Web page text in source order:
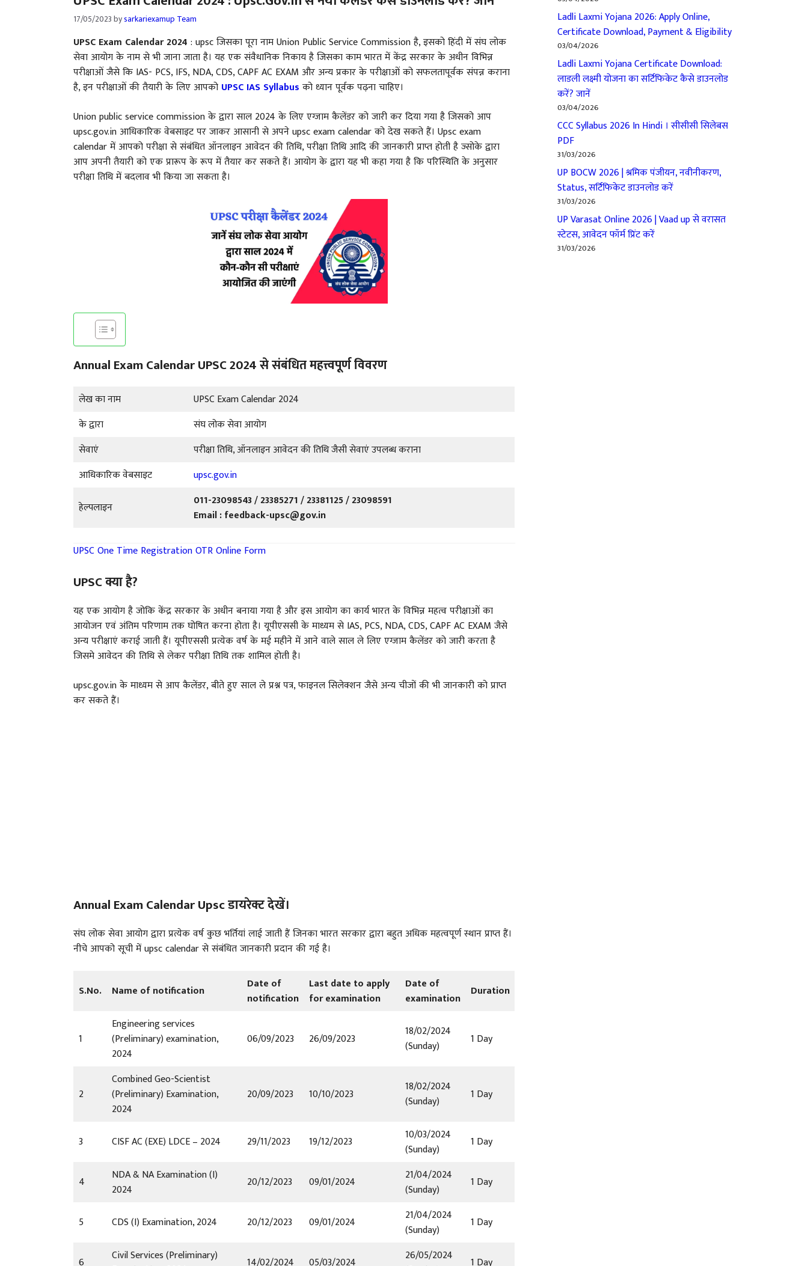
17/05/2023bysarkariexamup Team
UPSC Exam Calendar 2024 : upsc जिसका पूरा नाम Union Public Service Commission है, इसको हिंदी में संघ लोक
सेवा आयोग के नाम से भी जाना जाता है। यह एक संवैधानिक निकाय है जिसका काम भारत में केंद्र सरकार के अधीन विभिन्न
परीक्षाओं जैसे कि IAS- PCS, IFS, NDA, CDS, CAPF AC EXAM और अन्य प्रकार के परीक्षाओं को सफलतापूर्वक संपन्न कराना
है, इन परीक्षाओं की तैयारी के लिए आपको UPSC IAS Syllabus को ध्यान पूर्वक पढ़ना चाहिए।
Union public service commission के द्वारा साल 2024 के लिए एग्जाम कैलेंडर को जारी कर दिया गया है जिसको आप
upsc.gov.in आधिकारिक वेबसाइट पर जाकर आसानी से अपने upsc exam calendar को देख सकते हैं। Upsc exam
calendar में आपको परीक्षा से संबंधित ऑनलाइन आवेदन की तिथि, परीक्षा तिथि आदि की जानकारी प्राप्त होती है ज्सोके द्वारा
आप अपनी तैयारी को एक प्रारूप के रूप में तैयार कर सकते हैं। आयोग के द्वारा यह भी कहा गया है कि परिस्थिति के अनुसार
परीक्षा तिथि में बदलाव भी किया जा सकता है।
Annual Exam Calendar UPSC 2024 से संबंधित महत्त्वपूर्ण विवरण
लेख का नाम
UPSC Exam Calendar 2024
के द्वारा
संघ लोक सेवा आयोग
सेवाएं
परीक्षा तिथि, ऑनलाइन आवेदन की तिथि जैसी सेवाएं उपलब्ध कराना
आधिकारिक वेबसाइट
upsc.gov.in
हेल्पलाइन
011-23098543 / 23385271 / 23381125 / 23098591
Email : feedback-upsc@gov.in
UPSC One Time Registration OTR Online Form
UPSC क्या है?
यह एक आयोग है जोकि केंद्र सरकार के अधीन बनाया गया है और इस आयोग का कार्य भारत के विभिन्न महत्व परीक्षाओं का
आयोजन एवं अंतिम परिणाम तक घोषित करना होता है। यूपीएससी के माध्यम से IAS, PCS, NDA, CDS, CAPF AC EXAM जैसे
अन्य परीक्षाएं कराई जाती हैं। यूपीएससी प्रत्येक वर्ष के मई महीने में आने वाले साल ले लिए एग्जाम कैलेंडर को जारी करता है
जिसमे आवेदन की तिथि से लेकर परीक्षा तिथि तक शामिल होती है।
upsc.gov.in के माध्यम से आप कैलेंडर, बीते हुए साल ले प्रश्न पत्र, फाइनल सिलेक्शन जैसे अन्य चीजों की भी जानकारी को प्राप्त
कर सकते हैं।
Annual Exam Calendar Upsc डायरेक्ट देखें।
संघ लोक सेवा आयोग द्वारा प्रत्येक वर्ष कुछ भर्तियां लाई जाती हैं जिनका भारत सरकार द्वारा बहुत अधिक महत्वपूर्ण स्थान प्राप्त हैं।
नीचे आपको सूची में upsc calendar से संबंधित जानकारी प्रदान की गई है।
S.No. Name of notification
Date of
notification
Last date to apply
for examination
Date of
examination
Duration
1
Engineering services
(Preliminary) examination,
2024
06/09/2023 26/09/2023
18/02/2024
(Sunday)
1 Day
2
Combined Geo-Scientist
(Preliminary) Examination,
2024
20/09/2023 10/10/2023
18/02/2024
(Sunday)
1 Day
3 CISF AC (EXE) LDCE – 2024 29/11/2023 19/12/2023
10/03/2024
(Sunday)
1 Day
4
NDA & NA Examination (I)
2024
20/12/2023 09/01/2024
21/04/2024
(Sunday)
1 Day
5 CDS (I) Examination, 2024 20/12/2023 09/01/2024
21/04/2024
(Sunday)
1 Day
6
Civil Services (Preliminary)
14/02/2024 05/03/2024
26/05/2024
1 Day
Ladli Laxmi Yojana 2026: Apply Online,
Certificate Download, Payment & Eligibility
03/04/2026
Ladli Laxmi Yojana Certificate Download:
लाडली लक्ष्मी योजना का सर्टिफिकेट कैसे डाउनलोड
करें? जानें
03/04/2026
CCC Syllabus 2026 In Hindi । सीसीसी सिलेबस
PDF
31/03/2026
UP BOCW 2026 | श्रमिक पंजीयन, नवीनीकरण,
Status, सर्टिफिकेट डाउनलोड करें
31/03/2026
UP Varasat Online 2026 | Vaad up से वरासत
स्टेटस, आवेदन फॉर्म प्रिंट करें
31/03/2026